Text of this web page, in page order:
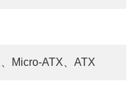
Micro-ATX、ATX